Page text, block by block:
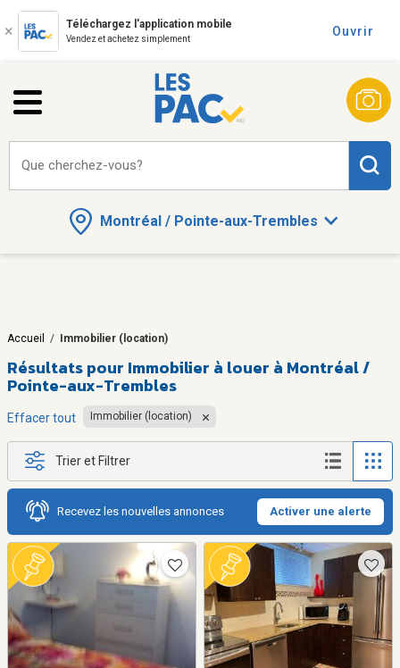
Téléchargez l'application mobile
Vendez et achetez simplement
Ouvrir
Montréal / Pointe-aux-Trembles
Que cherchez-vous?
Accueil / Immobilier (location)
Résultats pour Immobilier à louer à Montréal /
Pointe-aux-Trembles
Effacer tout Immobilier (location)
Trier et Filtrer
Recevez les nouvelles annonces Activer une alerte